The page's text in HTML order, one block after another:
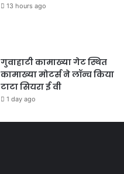
13 hours ago
गुवाहाटी कामाख्या गेट स्थित
कामाख्या मोटर्स ने लॉन्च किया
टाटा सियरा ई वी
1 day ago